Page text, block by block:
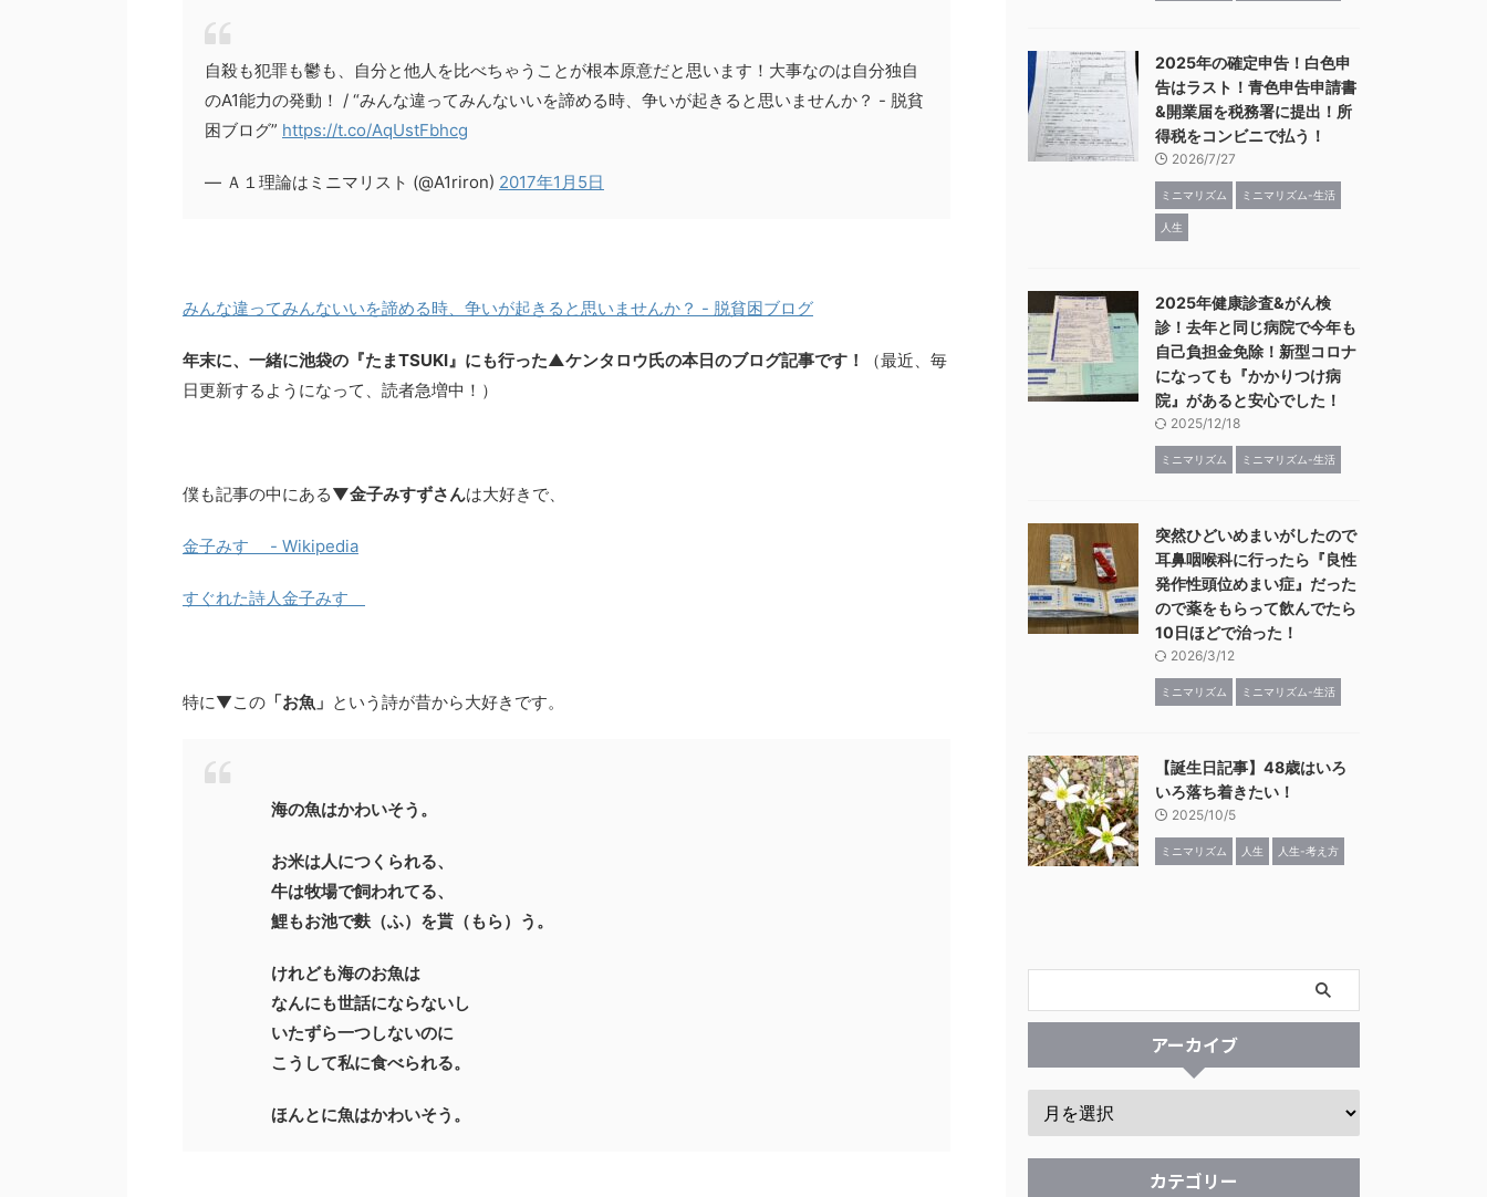
自殺も犯罪も鬱も、自分と他人を比べちゃうことが根本原意だと思います！大事なのは自分独自
のA1能力の発動！ / “みんな違ってみんないいを諦める時、争いが起きると思いませんか？ - 脱貧
困ブログ” https://t.co/AqUstFbhcg
— Ａ１理論はミニマリスト (@A1riron) 2017年1月5日
みんな違ってみんないいを諦める時、争いが起きると思いませんか？ - 脱貧困ブログ
年末に、一緒に池袋の『たまTSUKI』にも行った▲ケンタロウ氏の本日のブログ記事です！
（最近、毎
日更新するようになって、読者急増中！）
僕も記事の中にある▼金子みすずさんは大好きで、
金子みすゞ - Wikipedia
すぐれた詩人金子みすゞ
特に▼この 「お魚」 という詩が昔から大好きです。
海の魚はかわいそう。
お米は人につくられる、
牛は牧場で飼われてる、
鯉もお池で麩（ふ）を貰（もら）う。
けれども海のお魚は
なんにも世話にならないし
いたずら一つしないのに
こうして私に食べられる。
ほんとに魚はかわいそう。
2025年の確定申告！白色申
告はラスト！青色申告申請書
&開業届を税務署に提出！所
得税をコンビニで払う！
2026/7/27
ミニマリズム ミニマリズム-生活
人生
2025年健康診査&がん検
診！去年と同じ病院で今年も
自己負担金免除！新型コロナ
になっても『かかりつけ病
院』があると安心でした！
2025/12/18
ミニマリズム ミニマリズム-生活
突然ひどいめまいがしたので
耳鼻咽喉科に行ったら『良性
発作性頭位めまい症』だった
ので薬をもらって飲んでたら
10日ほどで治った！
2026/3/12
ミニマリズム ミニマリズム-生活
【誕生日記事】48歳はいろ
いろ落ち着きたい！
2025/10/5
ミニマリズム 人生 人生-考え方
アーカイブ
カテゴリー